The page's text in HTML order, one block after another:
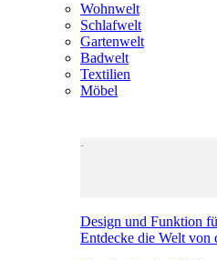
Wohnwelt
Schlafwelt
Gartenwelt
Badwelt
Textilien
Möbel
Design und Funktion
Entdecke die Welt von